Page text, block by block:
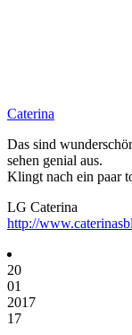
Caterina
Das sind
sehen genial aus.
Klingt nach ein paar
LG Caterina
http://
20
01
2017
17